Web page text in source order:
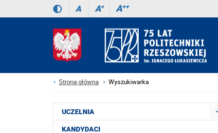
A A+ A++
Strona główna Wyszukiwarka
UCZELNIA
KANDYDACI